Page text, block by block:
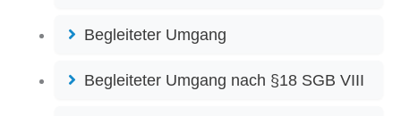
Begleiteter Umgang
Begleiteter Umgang nach §18 SGB VIII